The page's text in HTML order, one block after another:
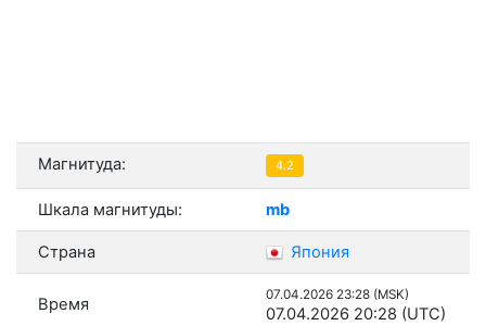
Магнитуда: 4.2
Шкала магнитуды: mb
Страна Япония
Время 07.04.2026 23:28 (MSK)
07.04.2026 20:28 (UTC)